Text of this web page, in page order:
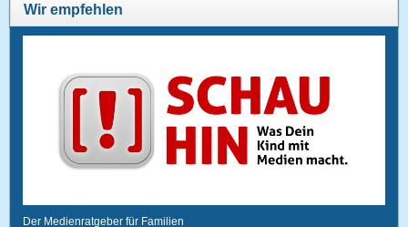
Wir empfehlen
Der Medienratgeber für Familien